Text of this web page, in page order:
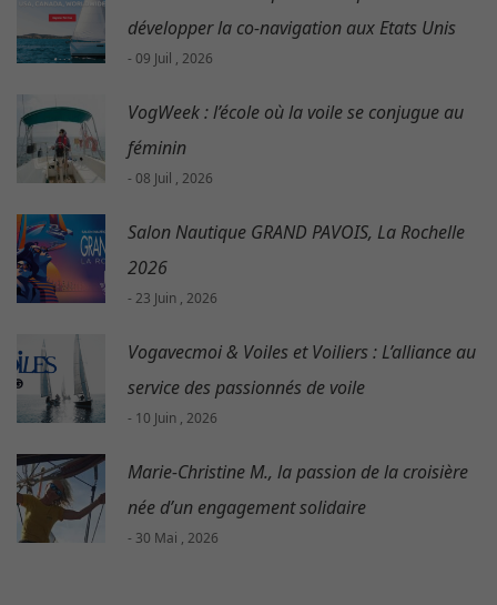
développer la co-navigation aux Etats Unis
- 09 Juil , 2026
VogWeek : l’école où la voile se conjugue au
féminin
- 08 Juil , 2026
Salon Nautique GRAND PAVOIS, La Rochelle
2026
- 23 Juin , 2026
Vogavecmoi & Voiles et Voiliers : L’alliance au
service des passionnés de voile
- 10 Juin , 2026
Marie-Christine M., la passion de la croisière
née d’un engagement solidaire
- 30 Mai , 2026